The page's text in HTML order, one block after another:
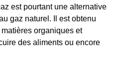
est pourtant une alternative
gaz naturel. Il est obtenu
organiques et
des aliments ou encore